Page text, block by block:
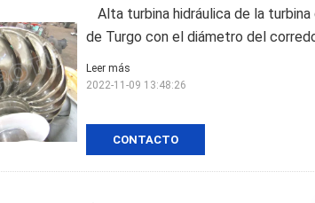
Alta turbina hidráulica de la
de Turgo con el diámetro del
CONTACTO
Leer más
2022-11-09 13:48:26